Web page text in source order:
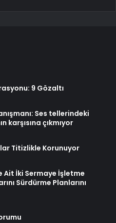
9 Gözaltı
Ses tellerindeki
karşısına çıkmıyor
Titizlikle Korunuyor
Ait İki Sermaye İşletme
Sürdürme Planlarını